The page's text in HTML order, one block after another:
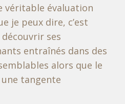
véritable évaluation
je peux dire, c’est
ses
entraînés dans des
alors que le
tangente